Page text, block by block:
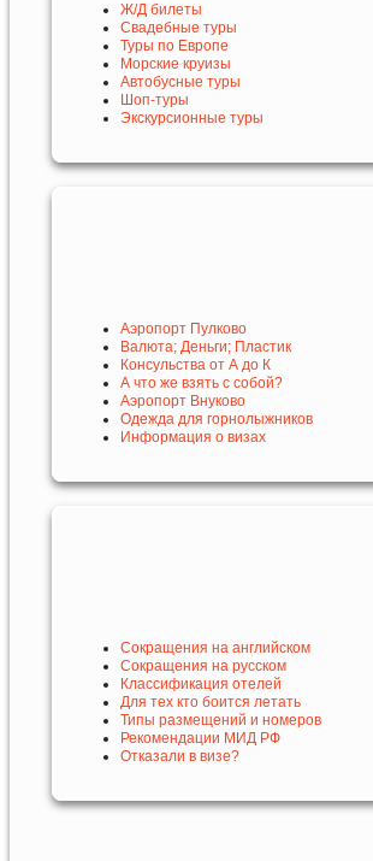
Ж/Д билеты
Свадебные туры
Туры по Европе
Морские круизы
Автобусные туры
Шоп-туры
Экскурсионные туры
Аэропорт Пулково
Валюта; Деньги; Пластик
Консульства от А до К
А что же взять с собой?
Аэропорт Внуково
Одежда для горнолыжников
Информация о визах
Сокращения на английском
Сокращения на русском
Классификация отелей
Для тех кто боится летать
Типы размещений и номеров
Рекомендации МИД РФ
Отказали в визе?